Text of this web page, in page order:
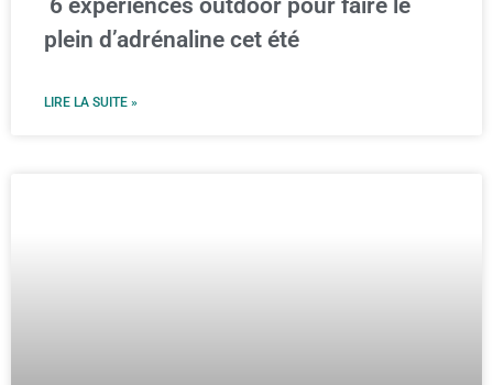
6 expériences outdoor pour faire le
plein d’adrénaline cet été
LIRE LA SUITE »